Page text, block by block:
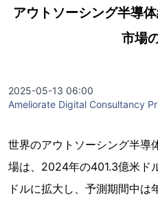
アウトソーシング半導体
市場
2025-05-13 06:00
Ameliorate Digital Consultancy
世界のアウトソーシング半導
場は、2024年の401.3億米ド
ドルに拡大し、予測期間中は